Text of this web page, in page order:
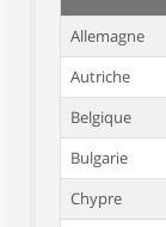
Allemagne
Autriche
Belgique
Bulgarie
Chypre